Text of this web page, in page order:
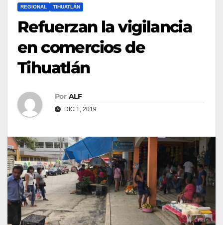
REGIONAL TIHUATLÁN
Refuerzan la vigilancia
en comercios de
Tihuatlán
Por ALF
DIC 1, 2019